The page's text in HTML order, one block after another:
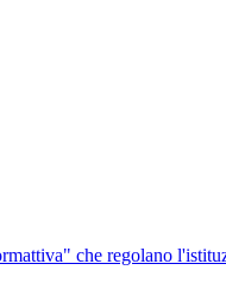
che regolano